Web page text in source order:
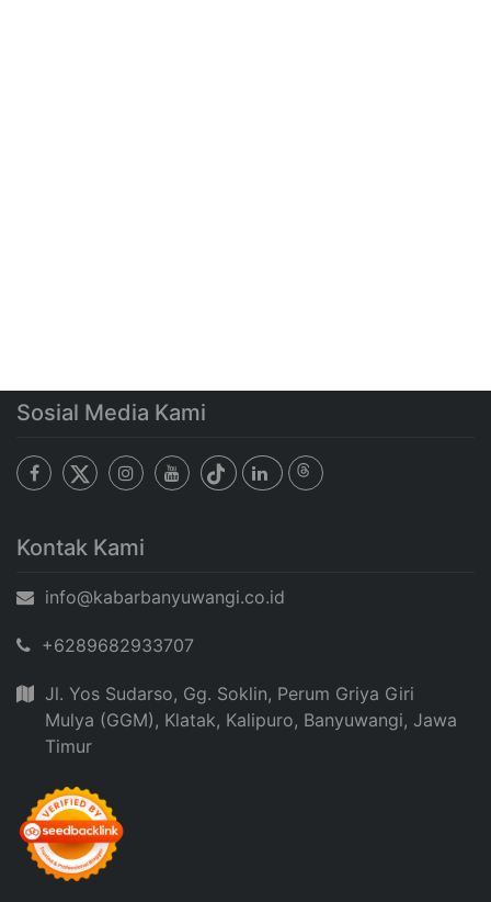
Sosial Media Kami
Kontak Kami
info@kabarbanyuwangi.co.id
+6289682933707
Jl. Yos Sudarso, Gg. Soklin, Perum Griya Giri
Mulya (GGM), Klatak, Kalipuro, Banyuwangi, Jawa
Timur